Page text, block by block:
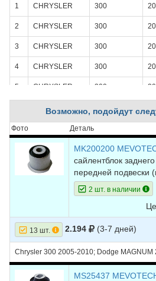
1 CHRYSLER 300
2 CHRYSLER 300
3 CHRYSLER 300
4 CHRYSLER 300
5 CHRYSLER 300
CHRYSLER
7 CHRYSLER
CHRYSLER 300
CHRYSLER
300
12 CHRYSLER 300
13 CHRYSLER 300
14 CHRYSLER
Возможно, подойдут
Фото Деталь
MK200200
сайлентблок
передней подвески
2 шт. в наличии
13 шт. 2.194 (3-7 дней)
Chrysler 300 2005-2010; Dodge MAGNUM
MS25437